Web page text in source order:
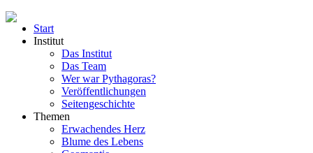
Start
Institut
Das Institut
Das Team
Wer war Pythagoras?
Veröffentlichungen
Seitengeschichte
Themen
Erwachendes Herz
Blume des Lebens